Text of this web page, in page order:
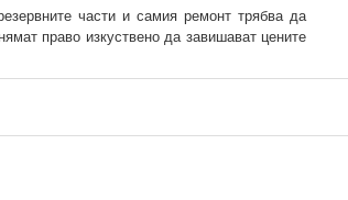
части и самия ремонт трябва да
право изкуствено да завишават цените